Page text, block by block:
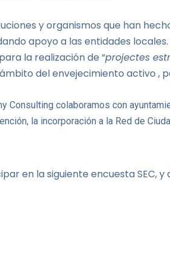
y organismos que han
apoyo a las entidades locales.
la realización de “projectes
del envejecimiento activo ,
Consulting colaboramos con
la incorporación a la Red de
en la siguiente encuesta SEC,